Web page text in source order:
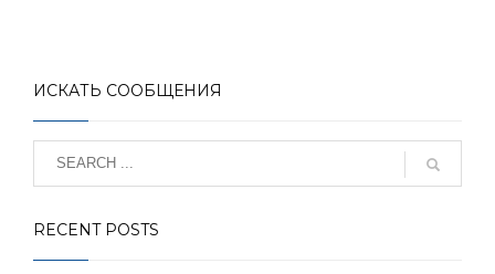
ИСКАТЬ СООБЩЕНИЯ
RECENT POSTS